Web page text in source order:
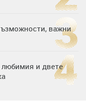
важни
и двете